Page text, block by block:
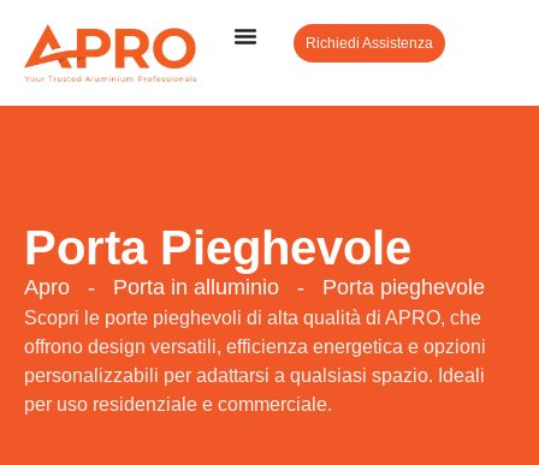
Richiedi Assistenza
Porta Pieghevole
Apro - Porta in alluminio - Porta pieghevole
Scopri le porte pieghevoli di alta qualità di APRO, che
offrono design versatili, efficienza energetica e opzioni
personalizzabili per adattarsi a qualsiasi spazio. Ideali
per uso residenziale e commerciale.